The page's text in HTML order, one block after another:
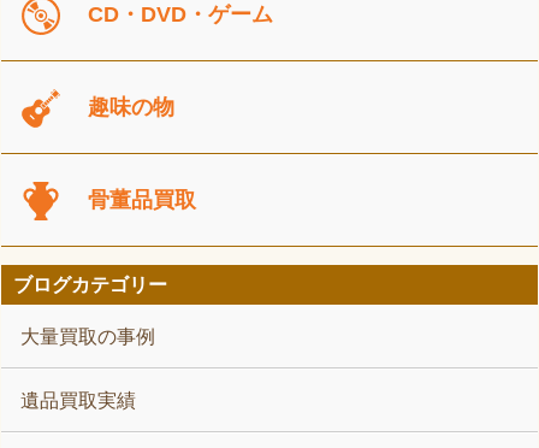
CD・DVD・ゲーム
趣味の物
骨董品買取
ブログカテゴリー
大量買取の事例
遺品買取実績